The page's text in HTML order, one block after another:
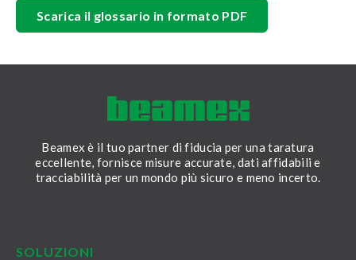
Scarica il glossario in formato PDF
Beamex è il tuo partner di fiducia per una taratura
eccellente, fornisce misure accurate, dati affidabili e
tracciabilità per un mondo più sicuro e meno incerto.
SOLUZIONI